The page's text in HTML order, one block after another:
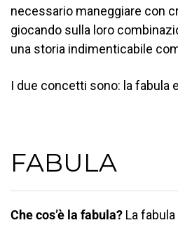
necessario maneggiare con
giocando sulla loro
una storia indimenticabile
I due concetti sono: la fabula
FABULA
Che cos’è la fabula? La